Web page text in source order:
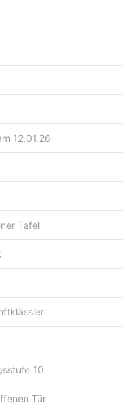
12.01.26
Tafel
10
Tür